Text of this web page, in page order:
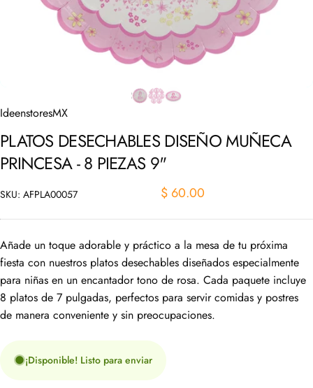
IdeenstoresMX
PLATOS DESECHABLES DISEÑO MUÑECA
PRINCESA- 8 PIEZAS 9"
SKU: AFPLA00057 $ 60.00
Añade un toque adorable y práctico a la mesa de tu próxima
fiesta con nuestros platos desechables diseñados especialmente
para niñas en un encantador tono de rosa. Cada paquete incluye
8 platos de 7 pulgadas, perfectos para servir comidas y postres
de manera conveniente y sin preocupaciones.
¡Disponible! Listo para enviar